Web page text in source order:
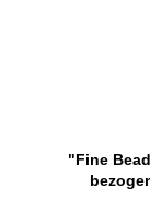
"Fine